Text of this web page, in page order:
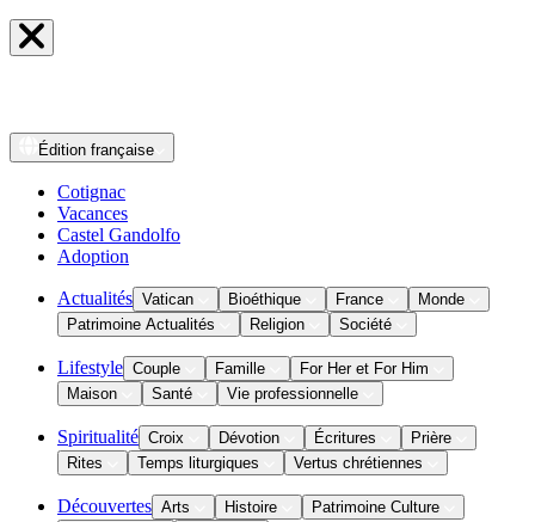
Édition française
Cotignac
Vacances
Castel Gandolfo
Adoption
Actualités Vatican Bioéthique France
Monde
Patrimoine Actualités
Religion Société
Lifestyle Couple Famille
For Her et For Him
Maison
Santé Vie professionnelle
Spiritualité Croix Dévotion Écritures
Prière
Rites
Temps liturgiques Vertus chrétiennes
Découvertes Arts Histoire
Patrimoine Culture